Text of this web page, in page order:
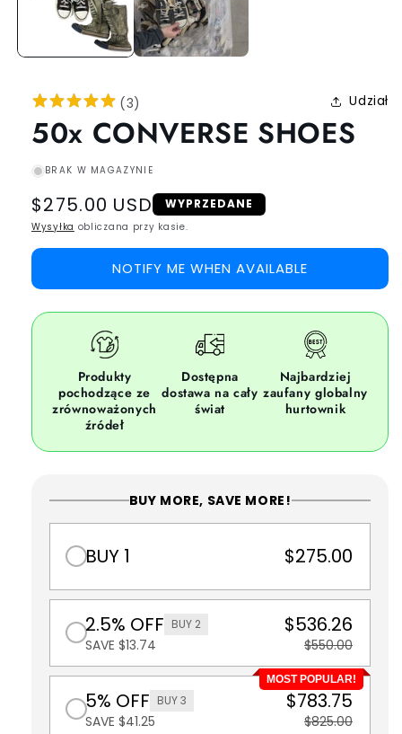
(3) Udział
50x CONVERSE SHOES
BRAK W MAGAZYNIE
Regular
price
$275.00 USD WYPRZEDANE
Wysyłka obliczana przy kasie.
NOTIFY ME WHEN AVAILABLE
Produkty
pochodzące ze
zrównoważonych
źródeł
Dostępna
dostawa na cały
świat
Najbardziej
zaufany globalny
hurtownik
BUY MORE, SAVE MORE!
BUY 1 $275.00
2.5% OFF BUY 2
SAVE $13.74
$536.26
$550.00
MOST POPULAR!
5% OFF BUY 3
SAVE $41.25
$783.75
$825.00